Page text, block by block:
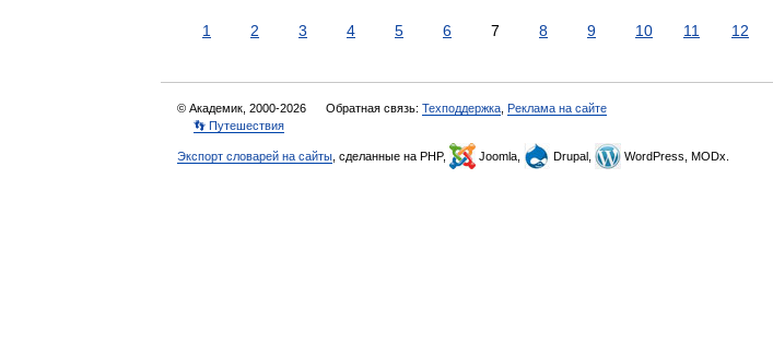
1 2 3 4 5 6 7 8 9 10 11 12
© Академик, 2000-2026 Обратная связь: Техподдержка Реклама на сайте
👣 Путешествия
Экспорт словарей на сайты , сделанные на PHP, Joomla, Drupal, WordPress, MODx.